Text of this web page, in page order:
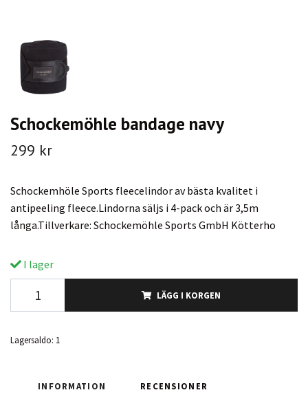
Schockemöhle bandage navy
299 kr
Schockemhöle Sports fleecelindor av bästa kvalitet i
antipeeling fleece.Lindorna säljs i 4-pack och är 3,5m
långa.Tillverkare: Schockemöhle Sports GmbH Kötterho
I lager
LÄGG I KORGEN
Lagersaldo: 1
INFORMATION RECENSIONER